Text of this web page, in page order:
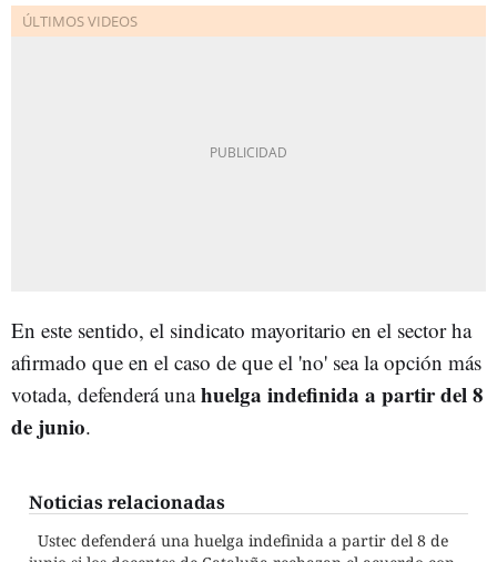
En este sentido, el sindicato mayoritario en el sector ha
afirmado que en el caso de que el 'no' sea la opción más
votada, defenderá unahuelga indefinida a partir del 8
de junio.
Noticias relacionadas
Ustec defenderá una huelga indefinida a partir del 8 de